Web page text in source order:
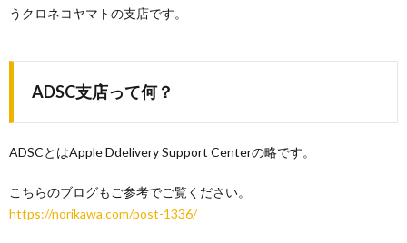
うクロネコヤマトの支店です。
ADSC支店って何？
ADSCとはApple Ddelivery Support Centerの略です。
こちらのブログもご参考でご覧ください。
https://norikawa.com/post-1336/